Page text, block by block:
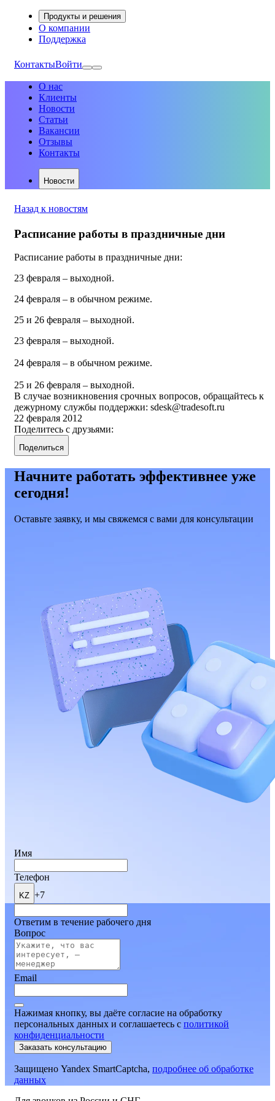
Продукты и решения
О компании
Поддержка
КонтактыВойти
О нас
Клиенты
Новости
Статьи
Вакансии
Отзывы
Контакты
Новости
Назад к новостям
Расписание работы в праздничные дни
Расписание работы в праздничные дни:
23 февраля – выходной.
24 февраля – в обычном режиме.
25 и 26 февраля – выходной.
23 февраля – выходной.
24 февраля – в обычном режиме.
25 и 26 февраля – выходной.
В случае возникновения срочных вопросов, обращайтесь к
дежурному службы поддержки: sdesk@tradesoft.ru
22 февраля 2012
Поделитесь с друзьями:
Поделиться
Начните работать эффективнее уже
сегодня!
Оставьте заявку, и мы свяжемся с вами для консультации
Имя
Телефон
KZ +7
Ответим в течение рабочего дня
Вопрос
Email
Нажимая кнопку, вы даёте согласие на обработку
персональных данных и соглашаетесь c политикой
конфиденциальности
Заказать консультацию
Защищено Yandex SmartCaptcha, подробнее об обработке
данных